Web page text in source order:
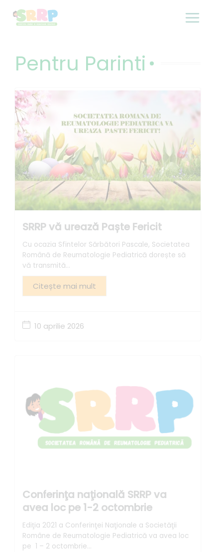
content
Pentru Parinti
SRRP vă urează Paște Fericit
10 aprilie 2026
Cu ocazia Sfintelor Sărbători Pascale, Societatea
Română de Reumatologie Pediatrică dorește să
vă transmită...
Citește mai mult
Conferinţa naţională SRRP va
avea loc pe 1-2 octombrie
Ediţia 2021 a Conferinţei Naţionale a Societăţii
Române de Reumatologie Pediatrică va avea loc
pe 1 – 2 octombrie...